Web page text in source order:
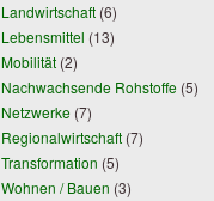
Landwirtschaft (6)
Lebensmittel (13)
Mobilität (2)
Nachwachsende Rohstoffe (5)
Netzwerke (7)
Regionalwirtschaft (7)
Transformation (5)
Wohnen / Bauen (3)